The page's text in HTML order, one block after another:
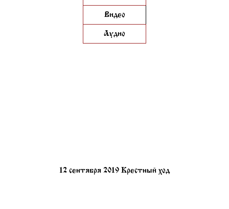
Видео
Аудио
12 сентября 2019 Крестный ход